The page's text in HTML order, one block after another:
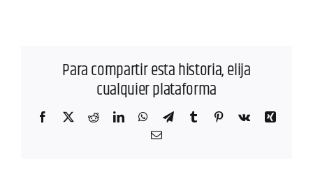
Para compartir esta historia, elija
cualquier plataforma
Facebook
X RedditLinkedInWhatsApp
TelegramTumblr Pinterest
Vk
Xing
Correo